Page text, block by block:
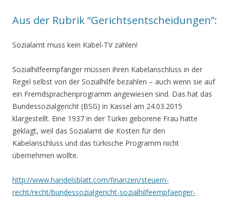
Aus der Rubrik “Gerichtsentscheidungen”:
Sozialamt muss kein Kabel-TV zahlen!
Sozialhilfeempfänger müssen ihren Kabelanschluss in der
Regel selbst von der Sozialhilfe bezahlen – auch wenn sie auf
ein Fremdsprachenprogramm angewiesen sind. Das hat das
Bundessozialgericht (BSG) in Kassel am 24.03.2015
klargestellt. Eine 1937 in der Türkei geborene Frau hatte
geklagt, weil das Sozialamt die Kosten für den
Kabelanschluss und das türkische Programm nicht
übernehmen wollte.
http://www.handelsblatt.com/finanzen/steuern-
recht/recht/bundessozialgericht-sozialhilfeempfaenger-